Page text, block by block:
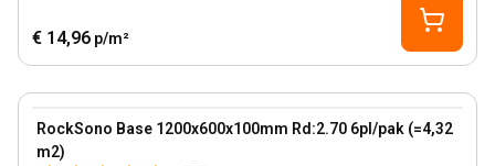
€ 14,96 p/m²
RockSono Base 1200x600x100mm Rd:2.70 6pl/pak (=4,32
m2)
View product